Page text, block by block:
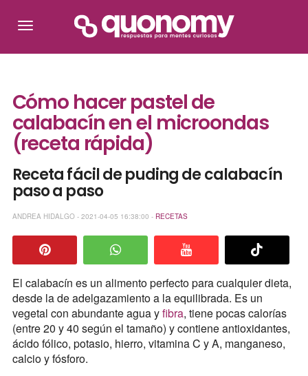
Cómo hacer pastel de
calabacín en el microondas
(receta rápida)
Receta fácil de puding de calabacín
paso a paso
ANDREA HIDALGO - 2021-04-05 16:38:00 - RECETAS
El calabacín es un alimento perfecto para cualquier dieta,
desde la de adelgazamiento a la equilibrada. Es un
vegetal con abundante agua yfibra, tiene pocas calorías
(entre 20 y 40 según el tamaño) y contiene antioxidantes,
ácido fólico, potasio, hierro, vitamina C y A, manganeso,
calcio y fósforo.